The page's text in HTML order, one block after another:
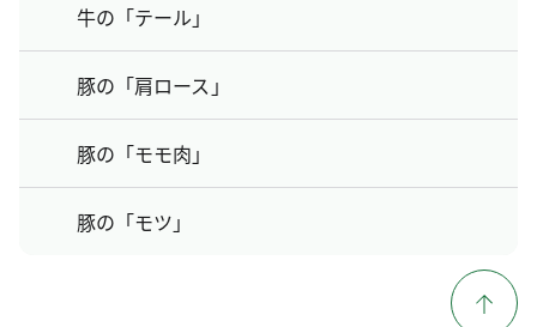
牛の「テール」
豚の「肩ロース」
豚の「モモ肉」
豚の「モツ」